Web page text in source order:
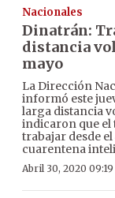
Nacionales
Dinatrán:
distancia
mayo
La Dirección
informó este
larga distancia
indicaron que el
trabajar desde
cuarentena
Abril 30, 2020 09:19